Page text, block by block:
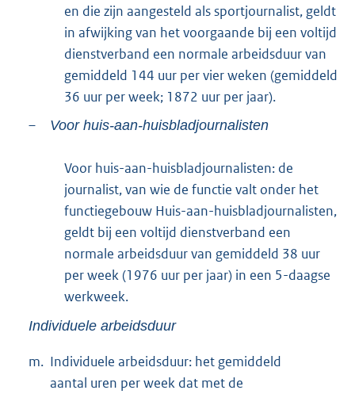
en die zijn aangesteld als sportjournalist, geldt
in afwijking van het voorgaande bij een voltijd
dienstverband een normale arbeidsduur van
gemiddeld 144 uur per vier weken (gemiddeld
36 uur per week; 1872 uur per jaar).
–
Voor huis-aan-huisbladjournalisten
Voor huis-aan-huisbladjournalisten: de
journalist, van wie de functie valt onder het
functiegebouw Huis-aan-huisbladjournalisten,
geldt bij een voltijd dienstverband een
normale arbeidsduur van gemiddeld 38 uur
per week (1976 uur per jaar) in een 5-daagse
werkweek.
Individuele arbeidsduur
m. Individuele arbeidsduur: het gemiddeld
aantal uren per week dat met de